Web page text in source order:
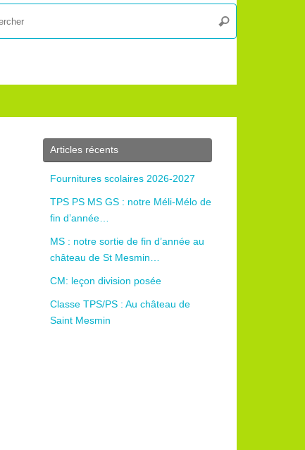
Rechercher
Articles récents
Fournitures scolaires 2026-2027
TPS PS MS GS : notre Méli-Mélo de
fin d’année…
MS : notre sortie de fin d’année au
château de St Mesmin…
CM: leçon division posée
Classe TPS/PS : Au château de
Saint Mesmin